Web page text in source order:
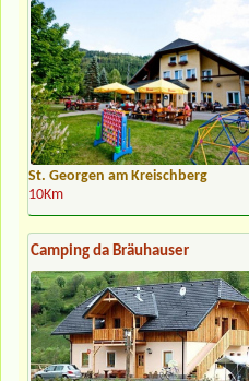
St. Georgen am Kreischberg
10Km
Camping da Bräuhauser